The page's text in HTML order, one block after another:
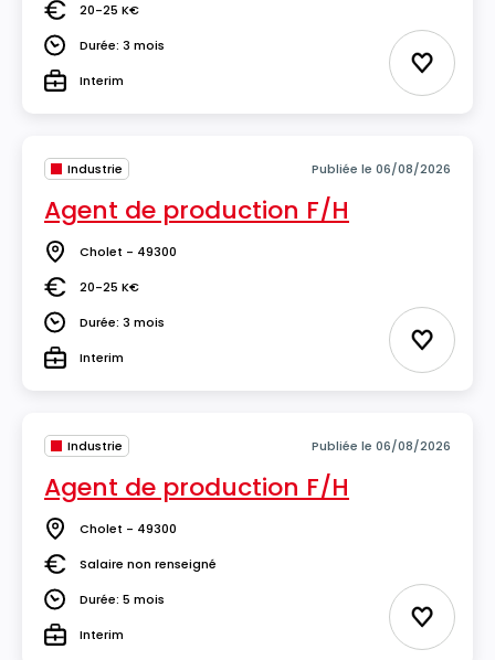
Salaire20-25 K€
DuréeDurée: 3 mois
TypeInterim Ajouter
Industrie Publiée le 06/08/2026
Agent de production F/H
Lieu Cholet - 49300
Salaire20-25 K€
DuréeDurée: 3 mois
TypeInterim Ajouter
Industrie Publiée le 06/08/2026
Agent de production F/H
Lieu Cholet - 49300
SalaireSalaire non renseigné
DuréeDurée: 5 mois
TypeInterim Ajouter